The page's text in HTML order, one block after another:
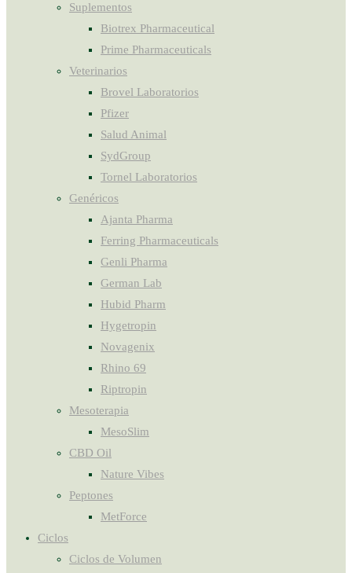
Suplementos
Biotrex Pharmaceutical
Prime Pharmaceuticals
Veterinarios
Brovel Laboratorios
Pfizer
Salud Animal
SydGroup
Tornel Laboratorios
Genéricos
Ajanta Pharma
Ferring Pharmaceuticals
Genli Pharma
German Lab
Hubid Pharm
Hygetropin
Novagenix
Rhino 69
Riptropin
Mesoterapia
MesoSlim
CBD Oil
Nature Vibes
Peptones
MetForce
Ciclos
Ciclos de Volumen